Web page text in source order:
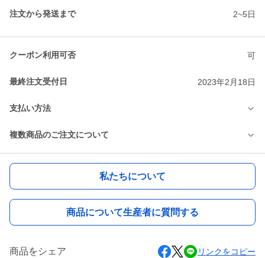
注文から発送まで 2~5日
クーポン利用可否 可
最終注文受付日 2023年2月18日
支払い方法
複数商品のご注文について
私たちについて
商品について生産者に質問する
商品をシェア リンクをコピー